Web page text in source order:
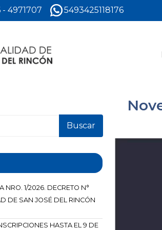
- 4971707 5493425118176
Buscar
NRO. 1/2026. DECRETO N°
DE SAN JOSÉ DEL RINCÓN
HASTA EL 9 DE